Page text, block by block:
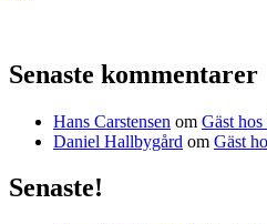
Senaste kommentarer
Hans Carstensen om Gäst
Daniel Hallbygård om Gäst
Senaste!